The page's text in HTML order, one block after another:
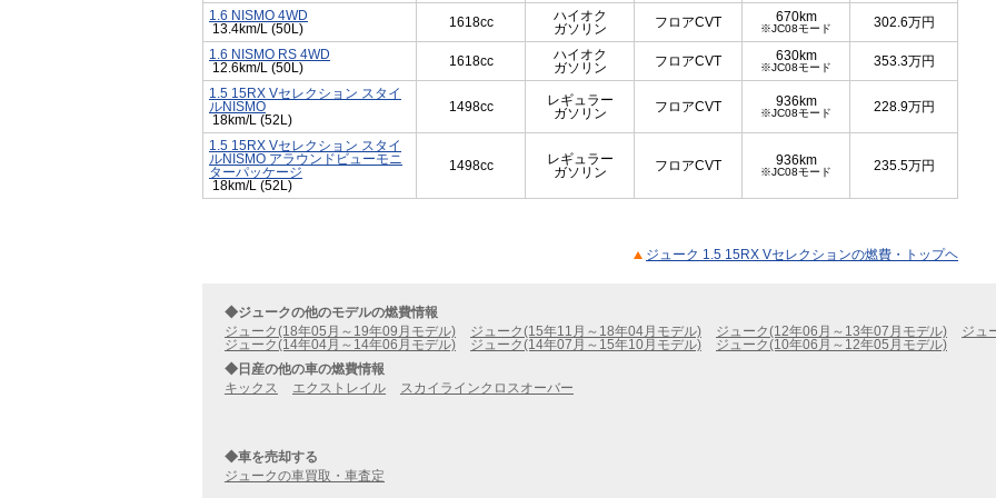
1.6 NISMO 4WD
13.4km/L (50L)
1618cc
ハイオク
ガソリン
フロアCVT 670km
※JC08モード 302.6万円
1.6 NISMO RS 4WD
12.6km/L (50L)
1618cc
ハイオク
ガソリン
フロアCVT 630km
※JC08モード 353.3万円
1.5 15RX Vセレクション スタイ
ルNISMO
18km/L (52L)
1498cc
レギュラー
ガソリン
フロアCVT 936km
※JC08モード 228.9万円
1.5 15RX Vセレクション スタイ
ルNISMO アラウンドビューモニ
ターパッケージ
18km/L (52L)
1498cc
レギュラー
ガソリン
フロアCVT 936km
※JC08モード 235.5万円
ジューク 1.5 15RX Vセレクションの燃費・トップヘ
◆ジュークの他のモデルの燃費情報
ジューク(18年05月～19年09月モデル)
ジューク(15年11月～18年04月モデル) ジューク(12年06月～13年07月モデル)
ジュ
ジューク(14年04月～14年06月モデル)
ジューク(14年07月～15年10月モデル)
ジューク(10年06月～12年05月モデル)
◆日産の他の車の燃費情報
キックス
エクストレイル スカイラインクロスオーバー
◆車を売却する
ジュークの車買取・車査定